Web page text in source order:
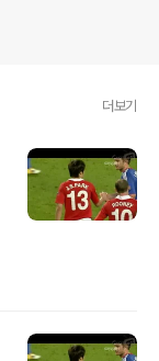
더보기